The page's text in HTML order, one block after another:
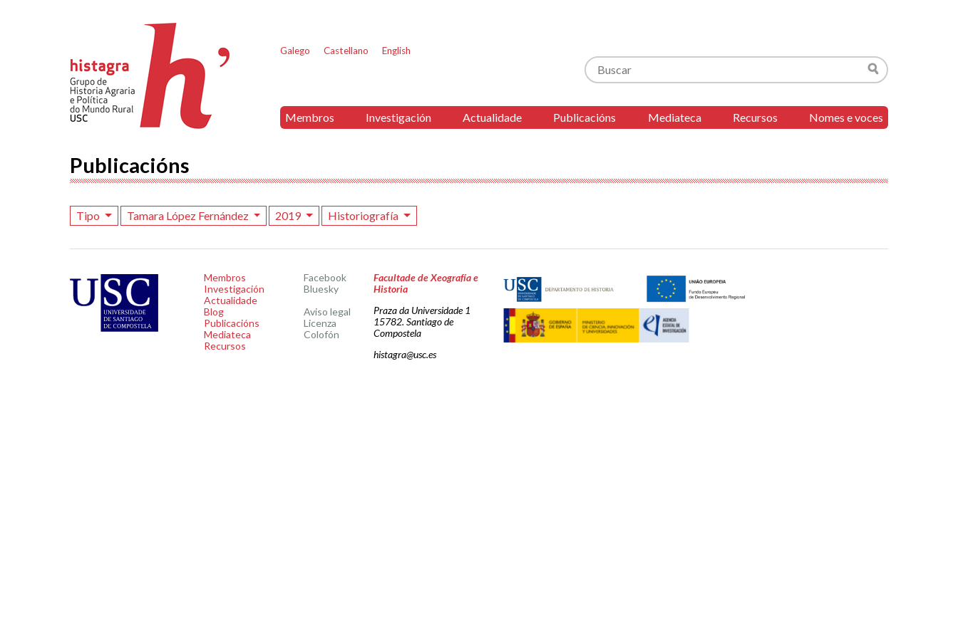
Galego Castellano English
Buscar
Buscar
Membros Investigación Actualidade Publicacións Mediateca Recursos Nomes e voces
Publicacións
Tipo Tamara López Fernández 2019 Historiografía
Membros
Investigación
Actualidade
Blog
Publicacións
Mediateca
Recursos
Facebook
Bluesky
Aviso legal
Licenza
Colofón
Facultade de Xeografía e
Historia
Praza da Universidade 1
15782. Santiago de
Compostela
histagra@usc.es